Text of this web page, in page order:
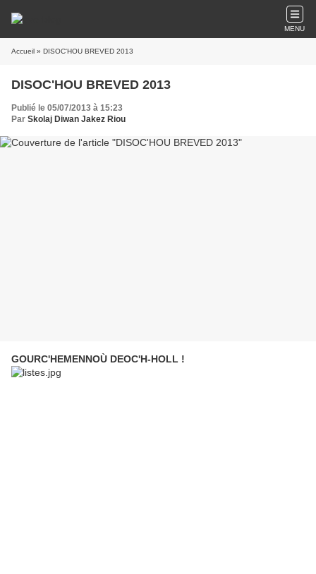
MENU
Accueil » DISOC'HOU BREVED 2013
DISOC'HOU BREVED 2013
Publié le 05/07/2013 à 15:23
Par Skolaj Diwan Jakez Riou
GOURC'HEMENNOÙ DEOC'H-HOLL !